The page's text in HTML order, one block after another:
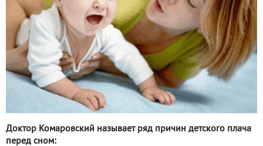
Доктор Комаровский называет ряд причин детского плача
перед сном: